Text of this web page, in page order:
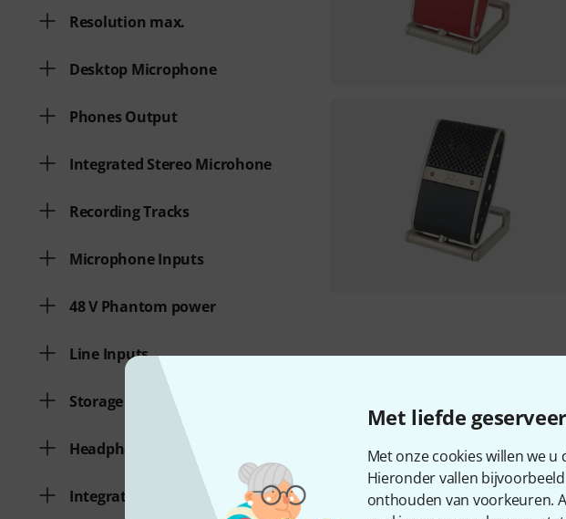
Met liefde
Met onze cookies willen we
Hieronder vallen
onthouden van voorkeuren.
Resolution max.
Desktop Microphone
Phones Output
Integrated Stereo Microhone
Recording Tracks
Microphone Inputs
48 V Phantom power
Line Inputs
Storage Medium
Headphone connection
Integrated Speaker